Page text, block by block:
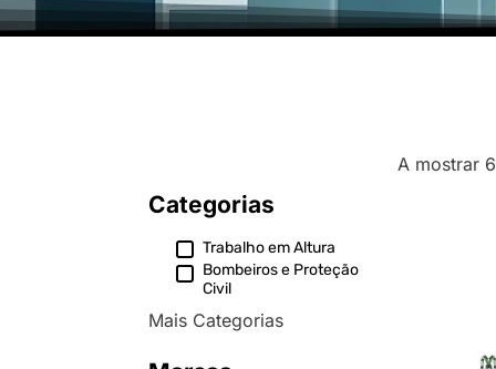
Categorias
Trabalho em Altura
Bombeiros e Proteção
Civil
Mais Categorias
A mostrar